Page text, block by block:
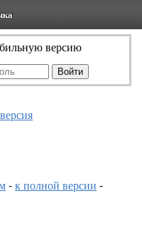
версию
-к полной версии -